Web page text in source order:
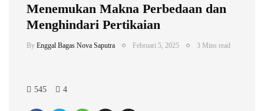
Menemukan Makna Perbedaan dan
Menghindari Pertikaian
By Enggal Bagas Nova Saputra Februari 5, 2025 3 Mins read
545 4